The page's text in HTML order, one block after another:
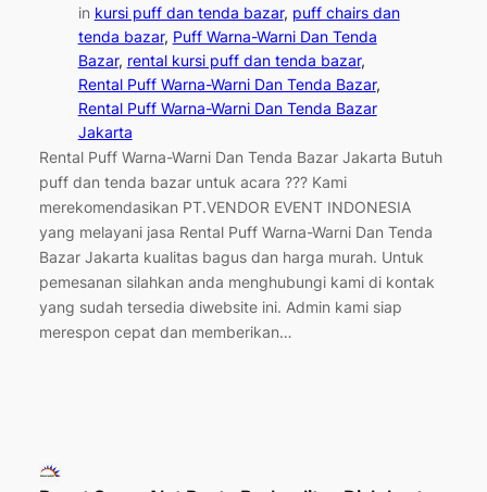
in kursi puff dan tenda bazar, puff chairs dan
tenda bazar, Puff Warna-Warni Dan Tenda
Bazar, rental kursi puff dan tenda bazar
Rental Puff Warna-Warni Dan Tenda Bazar
Rental Puff Warna-Warni Dan Tenda Bazar
Jakarta
Rental Puff Warna-Warni Dan Tenda Bazar Jakarta Butuh
puff dan tenda bazar untuk acara ??? Kami
merekomendasikan PT.VENDOR EVENT INDONESIA
yang melayani jasa Rental Puff Warna-Warni Dan Tenda
Bazar Jakarta kualitas bagus dan harga murah. Untuk
pemesanan silahkan anda menghubungi kami di kontak
yang sudah tersedia diwebsite ini. Admin kami siap
merespon cepat dan memberikan…